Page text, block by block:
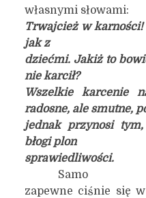
własnymi słowami:
Trwajcież w
jak z
dziećmi. Jakiż to
nie karcił?
Wszelkie karcenie
radosne, ale smutne,
jednak przynosi
błogi plon
sprawiedliwości.
Samo
zapewne ciśnie się